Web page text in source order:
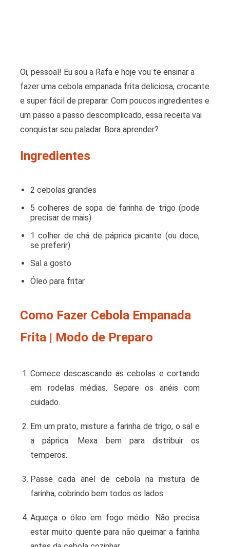
Oi, pessoal! Eu sou a Rafa e hoje vou te ensinar a
fazer uma cebola empanada frita deliciosa, crocante
e super fácil de preparar. Com poucos ingredientes e
um passo a passo descomplicado, essa receita vai
conquistar seu paladar. Bora aprender?
Ingredientes
2 cebolas grandes
5 colheres de sopa de farinha de trigo (pode
precisar de mais)
1 colher de chá de páprica picante (ou doce,
se preferir)
Sal a gosto
Óleo para fritar
Como Fazer Cebola Empanada
Frita | Modo de Preparo
Comece descascando as cebolas e cortando
em rodelas médias. Separe os anéis com
cuidado.
Em um prato, misture a farinha de trigo, o sal e
a páprica. Mexa bem para distribuir os
temperos.
Passe cada anel de cebola na mistura de
farinha, cobrindo bem todos os lados.
Aqueça o óleo em fogo médio. Não precisa
estar muito quente para não queimar a farinha